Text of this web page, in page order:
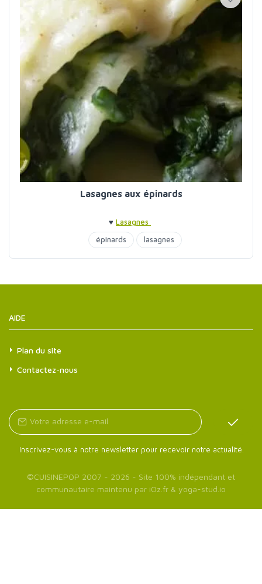
Lasagnes aux épinards
♥ Lasagnes
épinards
lasagnes
AIDE
Plan du site
Contactez-nous
Inscrivez-vous à notre newsletter pour recevoir notre actualité.
©CUISINEPOP 2007 - 2026 - Site 100% indépendant et
communautaire maintenu par iOz.fr & yoga-stud.io